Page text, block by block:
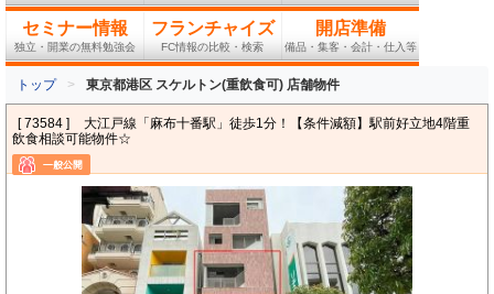
セミナー情報
独立・開業の無料勉強会
フランチャイズ
FC情報の比較・検索
開店準備
備品・集客・会計・仕入等
トップ 東京都港区 スケルトン(重飲食可) 店舗物件
[ 73584 ]
大江戸線「麻布十番駅」徒歩1分！【条件減額】駅前好立地4階重
飲食相談可能物件☆